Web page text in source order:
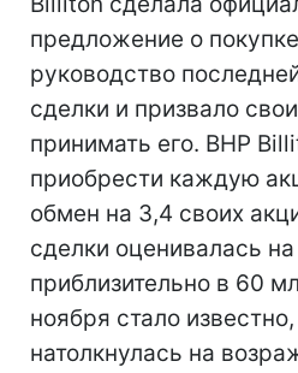
предложение о
руководство
сделки и призвало
принимать его. BHP
приобрести каждую
обмен на 3,4 своих
сделки оценивалась
приблизительно в 60
ноября стало
натолкнулась на